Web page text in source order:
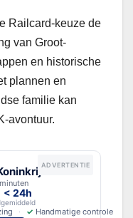
Railcard-keuze de
van Groot-
en historische
plannen en
familie kan
avontuur.
ADVERTENTIE
< 24h
gemiddeld
✓ Handmatige controle